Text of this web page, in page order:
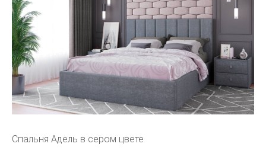
Спальня Адель в сером цвете